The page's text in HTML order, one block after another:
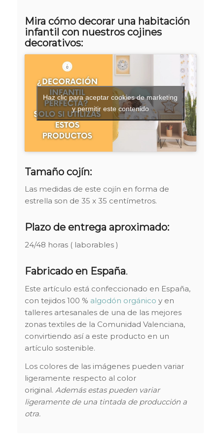
Mira cómo decorar una habitación
infantil con nuestros cojines
decorativos:
Haz clic para aceptar cookies de marketing
y permitir este contenido
Tamaño cojín:
Las medidas de este cojín en forma de
estrella son de 35 x 35 centímetros.
Plazo de entrega aproximado:
24/48 horas ( laborables )
Fabricado en España.
Este artículo está confeccionado en España,
con tejidos 100 % algodón orgánico y en
talleres artesanales de una de las mejores
zonas textiles de la Comunidad Valenciana,
convirtiendo así a este producto en un
artículo sostenible.
Los colores de las imágenes pueden variar
ligeramente respecto al color
original. Además estas pueden variar
ligeramente de una tintada de producción a
otra.